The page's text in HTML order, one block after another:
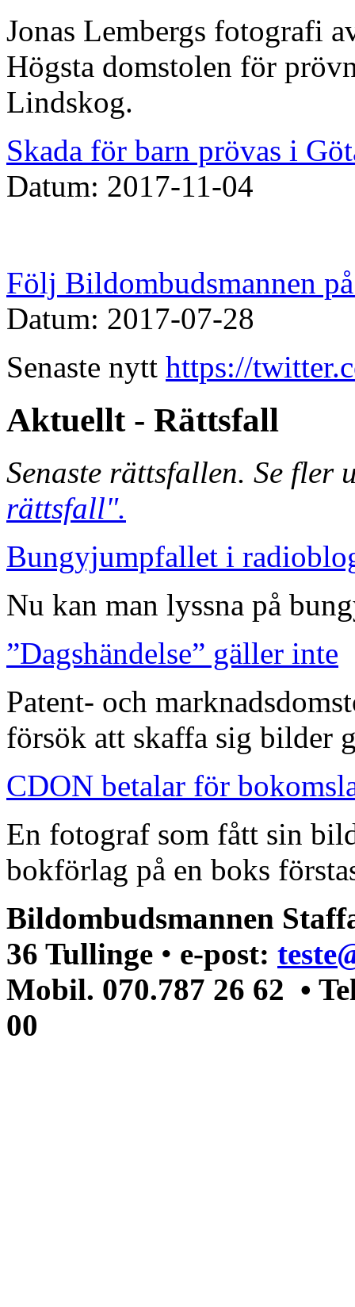
Jonas Lembergs fotografi
Högsta domstolen för
Lindskog.
Skada för barn prövas i
Datum: 2017-11-04
Följ Bildombudsmannen
Datum: 2017-07-28
Senaste nytt https://
Aktuellt - Rättsfall
Senaste rättsfallen. Se
rättsfall".
Bungyjumpfallet i
Nu kan man lyssna på
”Dagshändelse” gäller inte
Patent- och
försök att skaffa sig bilder
CDON betalar för
En fotograf som fått sin
bokförlag på en boks
Bildombudsmannen
36 Tullinge • e-post:
Mobil. 070.787 26 62 •
00